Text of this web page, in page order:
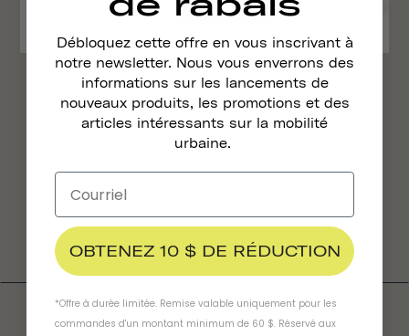
Feux Magnétiques Pour Vélo Traveler 2.0
422 kr
Débloquez cette offre en vous inscrivant à
notre newsletter. Nous vous enverrons des
informations sur les lancements de
nouveaux produits, les promotions et des
articles intéressants sur la mobilité
urbaine.
OBTENEZ 10 $ DE RÉDUCTION
*Offre à durée limitée. Remise valable uniquement pour les
commandes d'un montant minimum de 60 $. Réservé aux